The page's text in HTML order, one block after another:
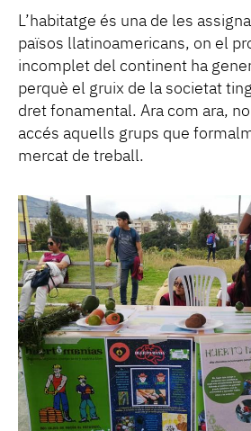
L’habitatge és una de les
països llatinoamericans, on el
incomplet del continent ha
perquè el gruix de la societat
dret fonamental. Ara com ara,
accés aquells grups que
mercat de treball.